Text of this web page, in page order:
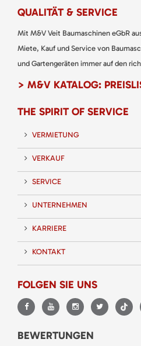
QUALITÄT & SERVICE
Mit M&V Veit Baumaschinen eGbR
Miete, Kauf und Service von
und Gartengeräten immer auf den
> M&V KATALOG:
THE SPIRIT OF SERVICE
VERMIETUNG
VERKAUF
SERVICE
UNTERNEHMEN
KARRIERE
KONTAKT
FOLGEN SIE UNS
BEWERTUNGEN